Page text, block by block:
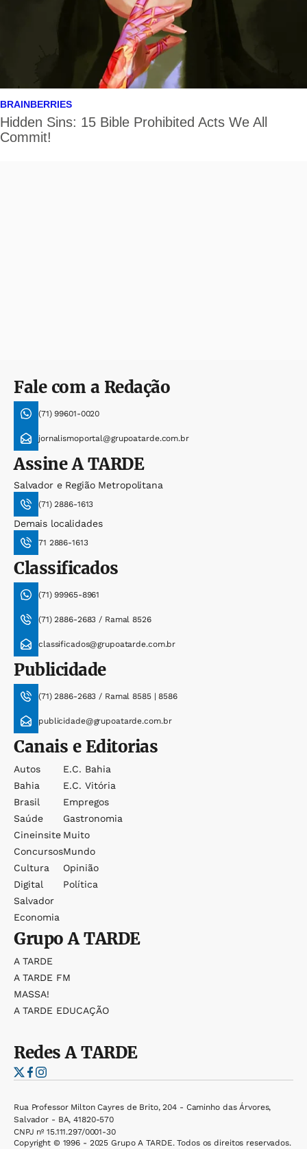
Fale com a Redação
(71) 99601-0020
jornalismoportal@grupoatarde.com.br
AssineA TARDE
Salvador e Região Metropolitana
(71) 2886-1613
Demais localidades
71 2886-1613
Classificados
(71) 99965-8961
(71) 2886-2683 / Ramal 8526
classificados@grupoatarde.com.br
Publicidade
(71) 2886-2683 / Ramal 8585 | 8586
publicidade@grupoatarde.com.br
Canais e Editorias
Autos
Bahia
Brasil
Saúde
Cineinsite
Concursos
Cultura
Digital
Salvador
Economia
E.c. Bahia
E.c. Vitória
Empregos
Gastronomia
Muito
Mundo
Opinião
Política
GrupoA TARDE
A TARDE
A TARDE FM
MASSA!
A TARDE EDUCAÇÃO
RedesA TARDE
Rua Professor Milton Cayres de Brito, 204 - Caminho das Árvores,
Salvador - BA, 41820-570
CNPJ nº 15.111.297/0001-30
Copyright © 1996 - 2025 Grupo A TARDE. Todos os direitos reservados.